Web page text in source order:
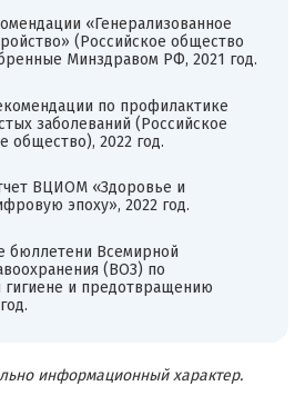
«Генерализованное
(Российское общество
Минздравом РФ, 2021 год.
по профилактике
заболеваний (Российское
общество), 2022 год.
ВЦИОМ «Здоровье и
эпоху», 2022 год.
бюллетени Всемирной
(ВОЗ) по
и предотвращению
информационный характер.